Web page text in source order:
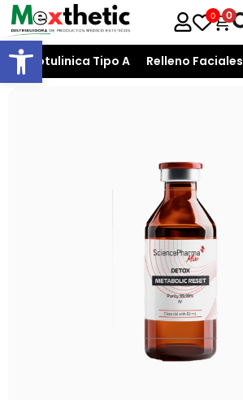
Open toolbar
0 0
T. Botulinica Tipo A Relleno Faciales